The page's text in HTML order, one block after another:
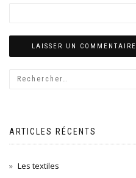
ARTICLES RÉCENTS
Les textiles